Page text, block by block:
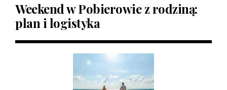
Weekend w Pobierowie z rodziną:
plan i logistyka